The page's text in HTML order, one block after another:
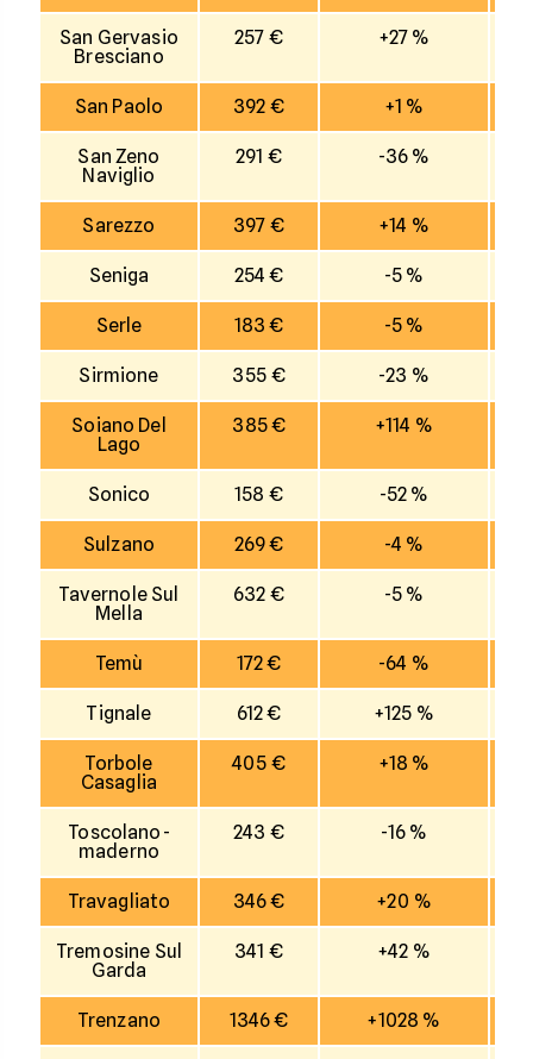
San Gervasio
Bresciano
257 € +27 %
San Paolo 392 € +1 %
San Zeno
Naviglio
291 € -36 %
Sarezzo 397 € +14 %
Seniga 254 € -5 %
Serle 183 € -5 %
Sirmione 355 € -23 %
Soiano Del
Lago
385 € +114 %
Sonico 158 € -52 %
Sulzano 269 € -4 %
Tavernole Sul
Mella
632 € -5 %
Temù 172 € -64 %
Tignale 612 € +125 %
Torbole
Casaglia
405 € +18 %
Toscolano-
maderno
243 € -16 %
Travagliato 346 € +20 %
Tremosine Sul
Garda
341 € +42 %
Trenzano 1346 € +1028 %